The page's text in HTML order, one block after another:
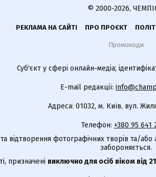
© 2000-2026,
РЕКЛАМА НА САЙТІ ПРО ПРОЄКТ
Промокоди
Суб'єкт у сфері онлайн-медіа;
E-mail редакції:
Адреса: 01032, м. Київ, вул.
Телефон: +380 95 641
відтворення фотографічних творів та/
забороняється.
призначені виключно для осіб віком від